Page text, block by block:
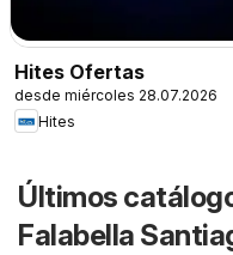
Hites Ofertas
desde miércoles 28.07.2026
Hites
Últimos
Falabella